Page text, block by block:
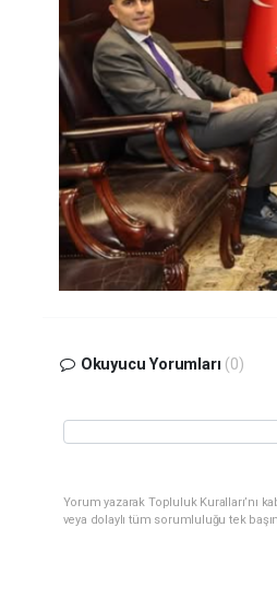
Okuyucu Yorumları (0)
Yorum yazarak Topluluk Kuralları’nı
veya dolaylı tüm sorumluluğu tek